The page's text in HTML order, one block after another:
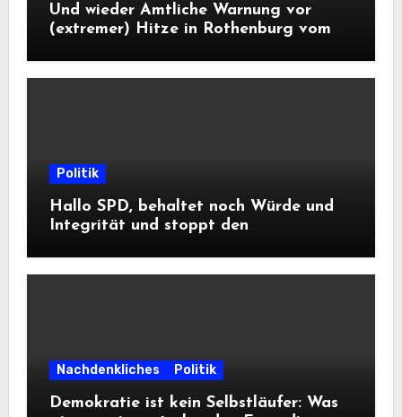
Und wieder Amtliche Warnung vor
(extremer) Hitze in Rothenburg vom
Politik
Hallo SPD, behaltet noch Würde und
Integrität und stoppt den
Informationsfreiheit!
Nachdenkliches Politik
Demokratie ist kein Selbstläufer: Was